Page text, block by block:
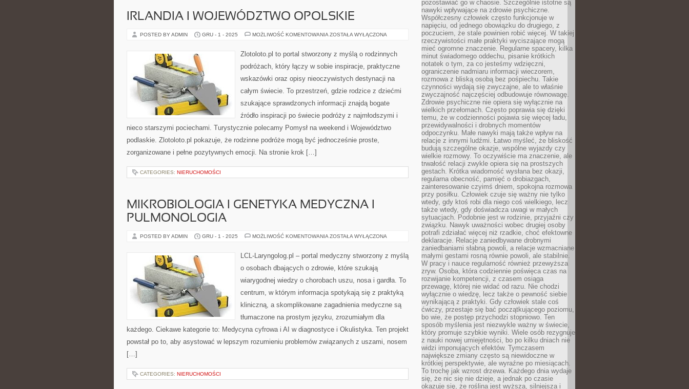
IRLANDIA I WOJEWÓDZTWO OPOLSKIE
POSTED BY ADMIN GRU - 1 - 2025 MOŻLIWOŚĆ KOMENTOWANIA IRLANDIA
OPOLSKIE
ZOSTAŁA WYŁĄCZONA
Zlotoloto.pl to portal stworzony z myślą o rodzinnych
podróżach, który łączy w sobie inspiracje, praktyczne
wskazówki oraz opisy nieoczywistych destynacji na
całym świecie. To przestrzeń, gdzie rodzice z dziećmi
szukające sprawdzonych informacji znajdą bogate
źródło inspiracji po świecie podróży z najmłodszymi i
nieco starszymi pociechami. Turystycznie polecamy Pomysł na weekend i Województwo
podlaskie. Zlotoloto.pl pokazuje, że rodzinne podróże mogą być jednocześnie proste,
zorganizowane i pełne pozytywnych emocji. Na stronie krok […]
CATEGORIES: NIERUCHOMOŚCI
MIKROBIOLOGIA I GENETYKA MEDYCZNA I
PULMONOLOGIA
POSTED BY ADMIN GRU - 1 - 2025 MOŻLIWOŚĆ KOMENTOWANIA MIKROBIOLOGIA
MEDYCZNA
I
ZOSTAŁA WYŁĄCZONA
LCL-Laryngolog.pl – portal medyczny stworzony z myślą
o osobach dbających o zdrowie, które szukają
wiarygodnej wiedzy o chorobach uszu, nosa i gardła. To
centrum, w którym informacja spotykają się z praktyką
kliniczną, a skomplikowane zagadnienia medyczne są
tłumaczone na prostym języku, zrozumiałym dla
każdego. Ciekawe kategorie to: Medycyna cyfrowa i AI w diagnostyce i Okulistyka. Ten projekt
powstał po to, aby asystować w lepszym rozumieniu problemów związanych z uszami, nosem
[…]
CATEGORIES: NIERUCHOMOŚCI
pozostawiać go w chaosie. Szczególnie istotne są
nawyki wpływające na zdrowie psychiczne.
Współczesny człowiek często funkcjonuje w
napięciu, od jednego obowiązku do drugiego, z
poczuciem, że stale powinien robić więcej. W takiej
rzeczywistości małe praktyki wyciszające mogą
mieć ogromne znaczenie. Regularne spacery, kilka
minut świadomego oddechu, pisanie krótkich
notatek o tym, za co jesteśmy wdzięczni,
ograniczenie nadmiaru informacji wieczorem,
rozmowa z bliską osobą bez pośpiechu. Takie
czynności wydają się zwyczajne, ale to właśnie
zwyczajność najczęściej odbudowuje równowagę.
Zdrowie psychiczne nie opiera się wyłącznie na
wielkich przełomach. Często poprawia się dzięki
temu, że w codzienności pojawia się więcej ładu,
przewidywalności i drobnych momentów
odpoczynku. Małe nawyki mają także wpływ na
relacje z innymi ludźmi. Łatwo myśleć, że bliskość
budują szczególne okazje, wspólne wyjazdy czy
wielkie rozmowy. To oczywiście ma znaczenie, ale
trwałość relacji zwykle opiera się na prostszych
gestach. Krótka wiadomość wysłana bez okazji,
regularna obecność, pamięć o drobiazgach,
zainteresowanie czyimś dniem, spokojna rozmowa
przy posiłku. Człowiek czuje się ważny nie tylko
wtedy, gdy ktoś robi dla niego coś wielkiego, lecz
także wtedy, gdy doświadcza uwagi w małych
sytuacjach. Podobnie jest w rodzinie, przyjaźni czy
związku. Nawyk uważności wobec drugiej osoby
potrafi zdziałać więcej niż rzadkie, choć efektowne
deklaracje. Relacje zaniedbywane drobnymi
zaniedbaniami słabną powoli, a relacje wzmacniane
małymi gestami rosną równie powoli, ale stabilnie.
W pracy i nauce regularność również przewyższa
zryw. Osoba, która codziennie poświęca czas na
rozwijanie kompetencji, z czasem osiąga
przewagę, której nie widać od razu. Nie chodzi
wyłącznie o wiedzę, lecz także o pewność siebie
wynikającą z praktyki. Gdy człowiek stale coś
ćwiczy, przestaje się bać początkującego poziomu,
bo wie, że postęp przychodzi stopniowo. Ten
sposób myślenia jest niezwykle ważny w świecie,
który promuje szybkie wyniki. Wiele osób rezygnuje
z nauki nowej umiejętności, bo po kilku dniach nie
widzi imponujących efektów. Tymczasem
największe zmiany często są niewidoczne w
krótkiej perspektywie, ale wyraźne po miesiącach.
To trochę jak wzrost drzewa. Każdego dnia wydaje
się, że nic się nie dzieje, a jednak po czasie
okazuje się, że roślina jest wyższa, silniejsza i